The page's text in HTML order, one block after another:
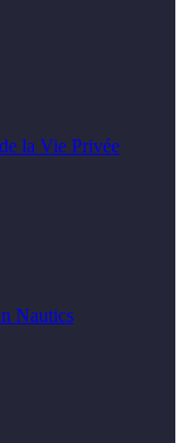
la Vie Privée
Nautics